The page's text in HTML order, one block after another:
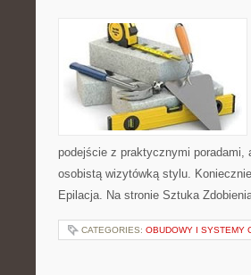
podejście z praktycznymi poradami,
osobistą wizytówką stylu.
Epilacja. Na stronie Sztuka
CATEGORIES: OBUDOWY I SYSTEMY